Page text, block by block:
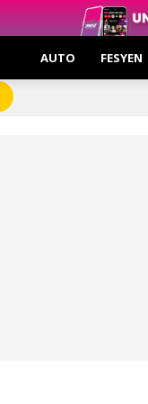
AUTO FESYEN